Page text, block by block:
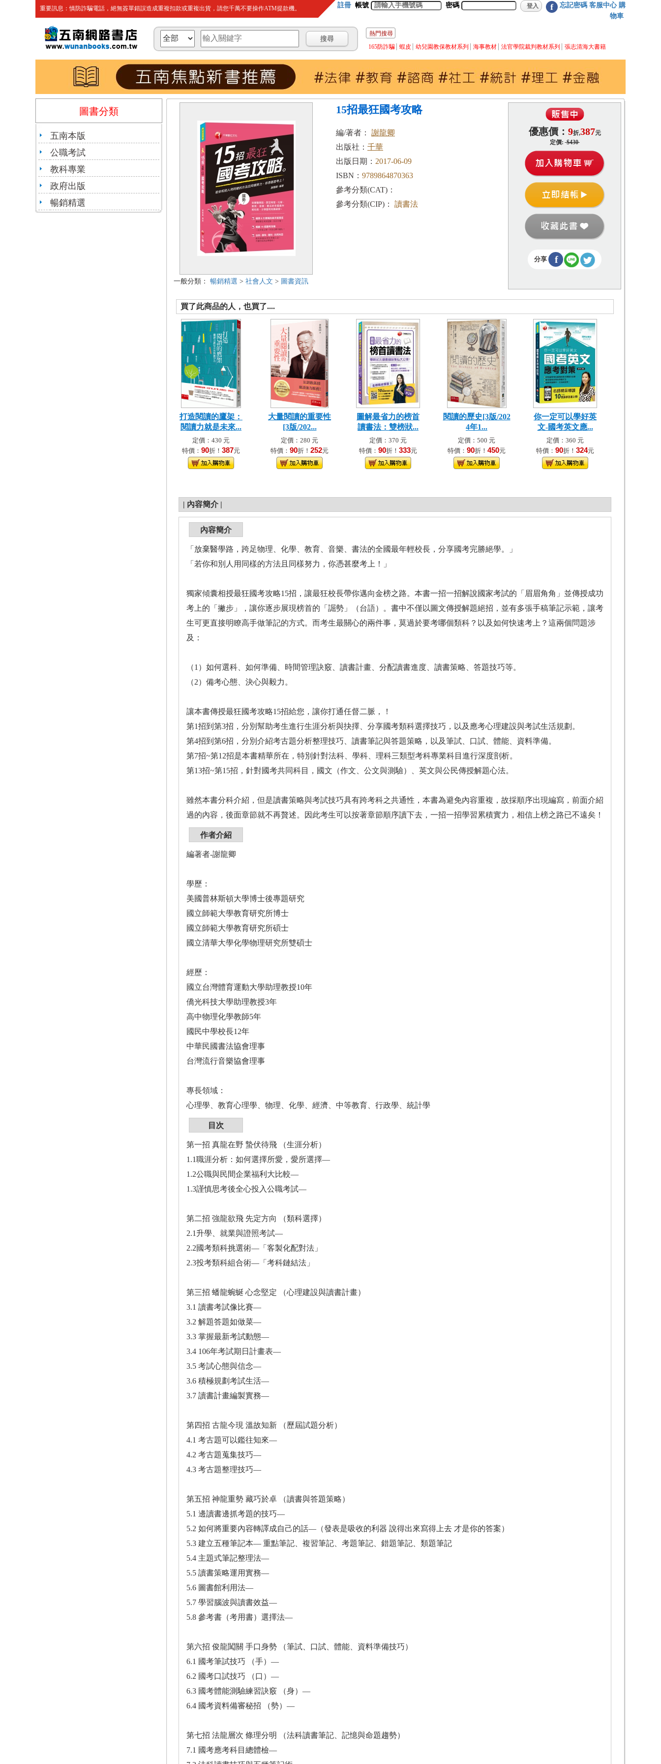
重要訊息：慎防詐騙電話，絕無簽單錯誤造成重複扣款或重複出貨，請您千萬不要操作ATM提款機。 註冊 帳號 密碼 f 忘記密碼 客服中心 購
物車
熱門搜尋
165防詐騙
蝦皮 幼兒園教保教材系列 海事教材 法官學院裁判教材系列 張志清海大書籍
圖書分類
五南本版
公職考試
教科專業
政府出版
暢銷精選
一般分類： 暢銷精選 > 社會人文 > 圖書資訊
15招最狂國考攻略
編/著者： 謝龍卿
出版社： 千華
出版日期： 2017-06-09
ISBN： 9789864870363
參考分類(CAT)：
參考分類(CIP)：
讀書法
優惠價： 9折,387元
定價:$430
分享 f
買了此商品的人，也買了....
打造閱讀的鷹架：
閱讀力就是未來...
定價：430 元
特價： 90折！ 387元
大量閱讀的重要性
[3版/202...
定價：280 元
特價： 90折！ 252元
圖解最省力的榜首
讀書法：雙榜狀...
定價：370 元
特價： 90折！ 333元
閱讀的歷史[3版/202
4年1...
定價：500 元
特價： 90折！ 450元
你一定可以學好英
文-國考英文應...
定價：360 元
特價： 90折！ 324元
| 內容簡介 |
內容簡介
「放棄醫學路，跨足物理、化學、教育、音樂、書法的全國最年輕校長，分享國考完勝絕學。」
「若你和別人用同樣的方法且同樣努力，你憑甚麼考上！」
獨家傾囊相授最狂國考攻略15招，讓最狂校長帶你邁向金榜之路。本書一招一招解說國家考試的「眉眉角角」並傳授成功
考上的「撇步」，讓你逐步展現榜首的「誳勢」（台語）。書中不僅以圖文傳授解題絕招，並有多張手稿筆記示範，讓考
生可更直接明瞭高手做筆記的方式。而考生最關心的兩件事，莫過於要考哪個類科？以及如何快速考上？這兩個問題涉
及：
（1）如何選科、如何準備、時間管理訣竅、讀書計畫、分配讀書進度、讀書策略、答題技巧等。
（2）備考心態、決心與毅力。
讓本書傳授最狂國考攻略15招給您，讓你打通任督二脈，！
第1招到第3招，分別幫助考生進行生涯分析與抉擇、分享國考類科選擇技巧，以及應考心理建設與考試生活規劃。
第4招到第6招，分別介紹考古題分析整理技巧、讀書筆記與答題策略，以及筆試、口試、體能、資料準備。
第7招~第12招是本書精華所在，特別針對法科、學科、理科三類型考科專業科目進行深度剖析。
第13招~第15招，針對國考共同科目，國文（作文、公文與測驗）、英文與公民傳授解題心法。
雖然本書分科介紹，但是讀書策略與考試技巧具有跨考科之共通性，本書為避免內容重複，故採順序出現編寫，前面介紹
過的內容，後面章節就不再贅述。因此考生可以按著章節順序讀下去，一招一招學習累積實力，相信上榜之路已不遠矣！
作者介紹
編著者-謝龍卿
學歷：
美國普林斯頓大學博士後專題研究
國立師範大學教育研究所博士
國立師範大學教育研究所碩士
國立清華大學化學物理研究所雙碩士
經歷：
國立台灣體育運動大學助理教授10年
僑光科技大學助理教授3年
高中物理化學教師5年
國民中學校長12年
中華民國書法協會理事
台灣流行音樂協會理事
專長領域：
心理學、教育心理學、物理、化學、經濟、中等教育、行政學、統計學
目次
第一招 真龍在野 蟄伏待飛 （生涯分析）
1.1職涯分析：如何選擇所愛，愛所選擇—
1.2公職與民間企業福利大比較—
1.3謹慎思考後全心投入公職考試—
第二招 強龍欲飛 先定方向 （類科選擇）
2.1升學、就業與證照考試—
2.2國考類科挑選術—「客製化配對法」
2.3投考類科組合術—「考科鏈結法」
第三招 蟠龍蜿蜒 心念堅定 （心理建設與讀書計畫）
3.1 讀書考試像比賽—
3.2 解題答題如做菜—
3.3 掌握最新考試動態—
3.4 106年考試期日計畫表—
3.5 考試心態與信念—
3.6 積極規劃考試生活—
3.7 讀書計畫編製實務—
第四招 古龍今現 溫故知新 （歷屆試題分析）
4.1 考古題可以鑑往知來—
4.2 考古題蒐集技巧—
4.3 考古題整理技巧—
第五招 神龍重勢 藏巧於卓 （讀書與答題策略）
5.1 邊讀書邊抓考題的技巧—
5.2 如何將重要內容轉譯成自己的話—（發表是吸收的利器 說得出來寫得上去 才是你的答案）
5.3 建立五種筆記本— 重點筆記、複習筆記、考題筆記、錯題筆記、類題筆記
5.4 主題式筆記整理法—
5.5 讀書策略運用實務—
5.6 圖書館利用法—
5.7 學習腦波與讀書效益—
5.8 參考書（考用書）選擇法—
第六招 俊龍闖關 手口身勢 （筆試、口試、體能、資料準備技巧）
6.1 國考筆試技巧 （手）—
6.2 國考口試技巧 （口）—
6.3 國考體能測驗練習訣竅 （身）—
6.4 國考資料備審秘招 （勢）—
第七招 法龍層次 條理分明 （法科讀書筆記、記憶與命題趨勢）
7.1 國考應考科目總體檢—